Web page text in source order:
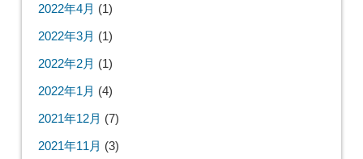
2022年4月 (1)
2022年3月 (1)
2022年2月 (1)
2022年1月 (4)
2021年12月 (7)
2021年11月 (3)